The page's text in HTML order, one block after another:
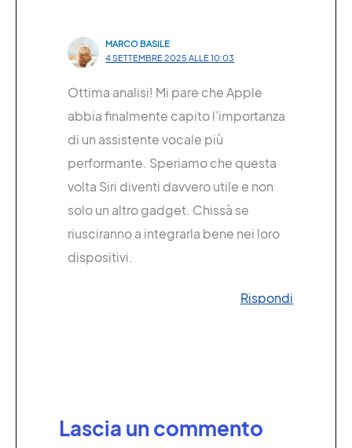
MARCO BASILE
4 SETTEMBRE 2025 ALLE 10:03
Ottima analisi! Mi pare che Apple
abbia finalmente capito l’importanza
di un assistente vocale più
performante. Speriamo che questa
volta Siri diventi davvero utile e non
solo un altro gadget. Chissà se
riusciranno a integrarla bene nei loro
dispositivi.
Rispondi
Lascia un commento